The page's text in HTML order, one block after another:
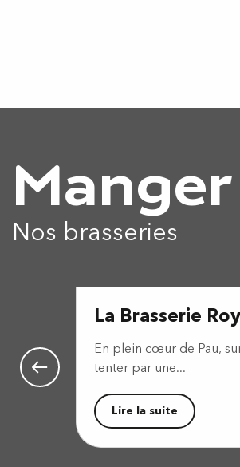
Nos brasseries
La Brasserie
En plein cœur de Pau,
tenter par une...
Lire la suite